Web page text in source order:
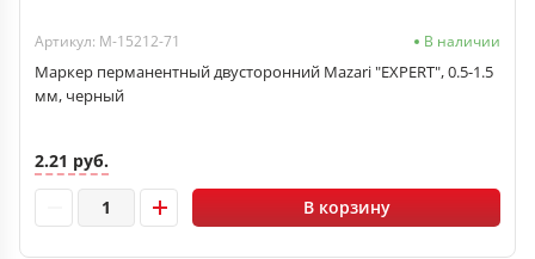
Артикул: M-15212-71 В наличии
Маркер перманентный двусторонний Mazari "EXPERT", 0.5-1.5
мм, черный
2.21 руб.
В корзину